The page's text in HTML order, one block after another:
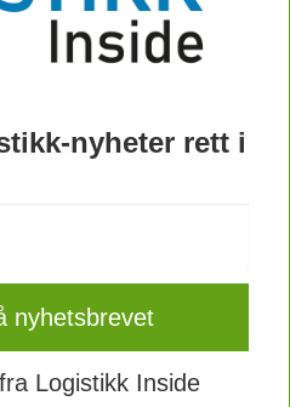
nyheter rett i
Logistikk Inside